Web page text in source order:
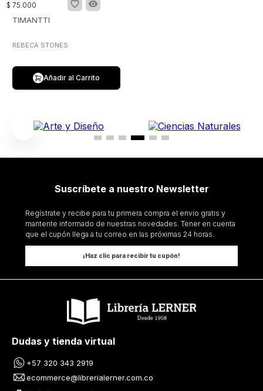
$ 75.000
TIMANTTI
REBECA STONES
Añadir al Carrito
Suscríbete a nuestro Newsletter
Regístrate y recibe para tu primera compra el envío gratis y
mantente informado de nuestras novedades. Tener en cuenta
que el cupón llega a tu correo en las próximas 24 horas.
¡Haz clic para recibir tu cupón!
Dudas y tienda virtual
+57 320 343 2919
ecommerce@librerialerner.com.co